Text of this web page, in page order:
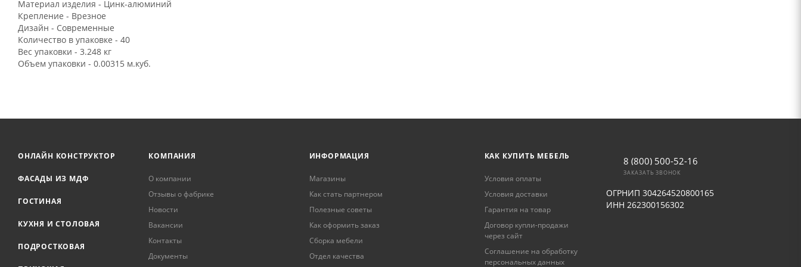
Материал изделия - Цинк-алюминий
Крепление - Врезное
Дизайн - Современные
Количество в упаковке - 40
Вес упаковки - 3.248 кг
Объем упаковки - 0.00315 м.куб.
ОНЛАЙН КОНСТРУКТОР
ФАСАДЫ ИЗ МДФ
ГОСТИНАЯ
КУХНЯ И СТОЛОВАЯ
ПОДРОСТКОВАЯ
КОМПАНИЯ
О компании
Отзывы о фабрике
Новости
Вакансии
Контакты
Документы
ИНФОРМАЦИЯ
Магазины
Как стать партнером
Полезные советы
Как оформить заказ
Сборка мебели
Отдел качества
КАК КУПИТЬ МЕБЕЛЬ
Условия оплаты
Условия доставки
Гарантия на товар
Договор купли-продажи
через сайт
Соглашение на обработку
персональных данных
8 (800) 500-52-16
ЗАКАЗАТЬ ЗВОНОК
ОГРНИП 304264520800165
ИНН 262300156302